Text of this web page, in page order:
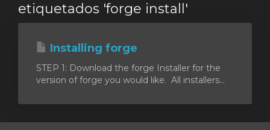
etiquetados 'forge install'
Installing forge
STEP 1: Download the forge Installer for the
version of forge you would like. All installers...